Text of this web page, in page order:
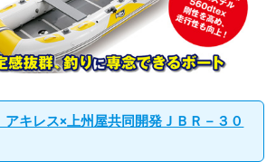
アキレス×上州屋共同開発ＪＢＲ－３０